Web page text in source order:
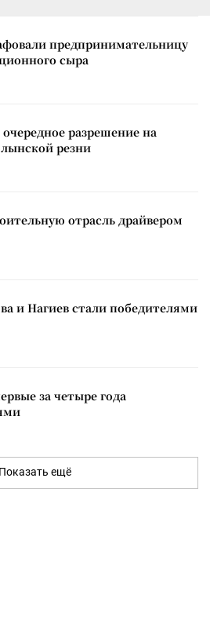
предпринимательницу
сыра
разрешение на
резни
отрасль драйвером
и Нагиев стали победителями
за четыре года
Показать ещё